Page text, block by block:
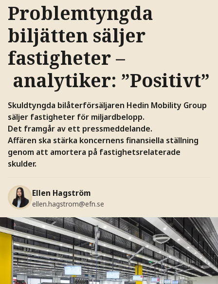
Problemtyngda
biljätten säljer
fastigheter –
analytiker: ”Positivt”
Skuldtyngda bilåterförsäljaren Hedin Mobility Group
säljer fastigheter för miljardbelopp.
Det framgår av ett pressmeddelande.
Affären ska stärka koncernens finansiella ställning
genom att amortera på fastighetsrelaterade
skulder.
Ellen Hagström
ellen.hagstrom@efn.se